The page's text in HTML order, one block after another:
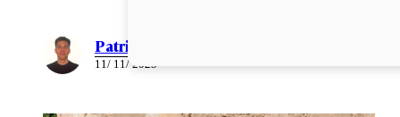
Patricio Torres
11/ 11/ 2025